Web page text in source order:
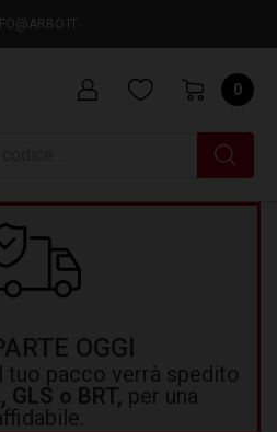
0
OGGI
tuo pacco verrà spedito
GLS o BRT, per una